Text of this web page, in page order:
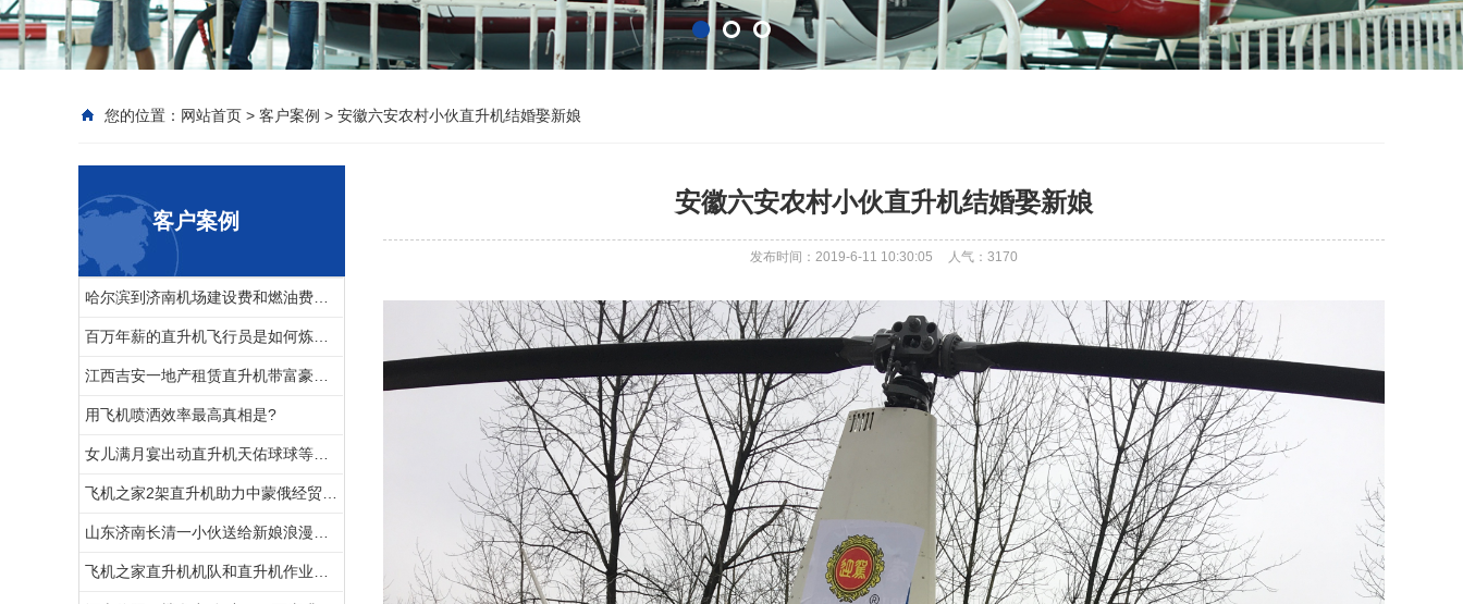
您的位置： 网站首页 > 客户案例 > 安徽六安农村小伙直升机结婚娶新娘
客户案例
用飞机喷洒效率最高真相是?
安徽六安农村小伙直升机结婚娶新娘
发布时间：2019-6-11 10:30:05 人气： 3170